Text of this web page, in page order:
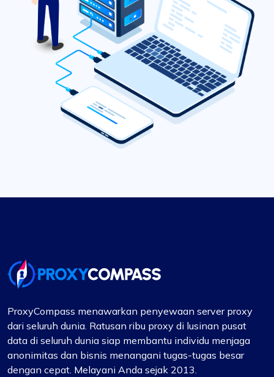
ProxyCompass menawarkan penyewaan server proxy
dari seluruh dunia. Ratusan ribu proxy di lusinan pusat
data di seluruh dunia siap membantu individu menjaga
anonimitas dan bisnis menangani tugas-tugas besar
dengan cepat. Melayani Anda sejak 2013.